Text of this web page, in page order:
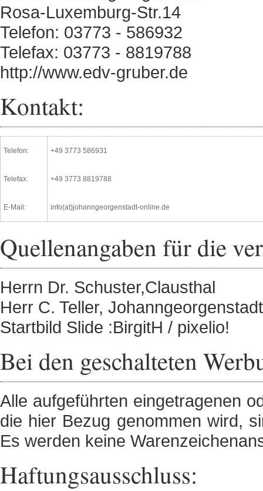
Rosa-Luxemburg-Str.14
Telefon: 03773 - 586932
Telefax: 03773 - 8819788
http://www.edv-gruber.de
Kontakt:
Telefon: +49 3773 586931
Telefax: +49 3773 8819788
E-Mail: info(at)johanngeorgenstadt-online.de
Quellenangaben für die
Herrn Dr. Schuster,Clausthal
Herr C. Teller, Johanngeorgenstadt
Startbild Slide :BirgitH / pixelio!
Bei den geschalteten
Alle aufgeführten eingetragenen
die hier Bezug genommen wird,
Es werden keine
Haftungsausschluss: